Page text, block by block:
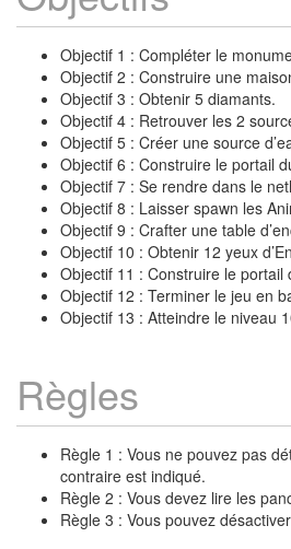
Objectif 1 : Compléter le
Objectif 2 : Construire une
Objectif 3 : Obtenir 5 diamants.
Objectif 4 : Retrouver les 2
Objectif 5 : Créer une source
Objectif 6 : Construire le portail
Objectif 7 : Se rendre dans le
Objectif 8 : Laisser spawn les
Objectif 9 : Crafter une table
Objectif 10 : Obtenir 12 yeux
Objectif 11 : Construire le portail
Objectif 12 : Terminer le jeu en
Objectif 13 : Atteindre le niveau
Règles
Règle 1 : Vous ne pouvez pas
contraire est indiqué.
Règle 2 : Vous devez lire les
Règle 3 : Vous pouvez